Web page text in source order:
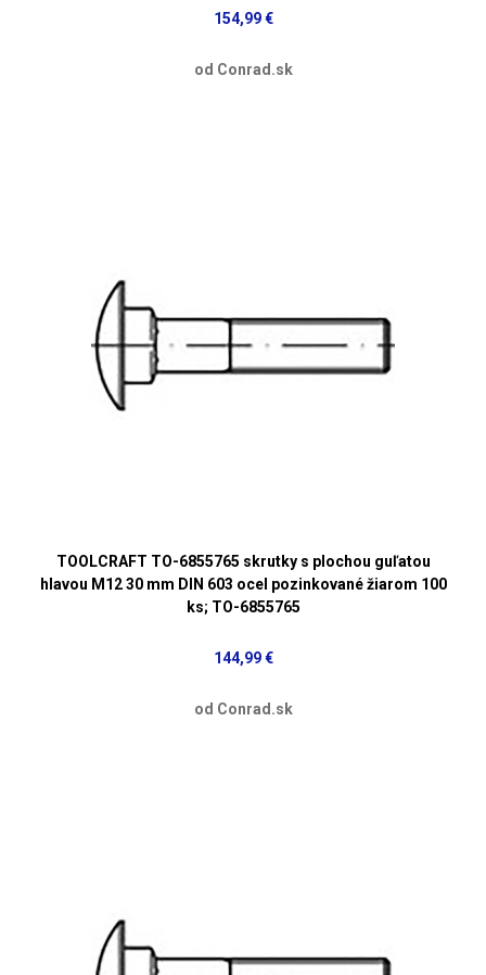
154,99 €
od Conrad.sk
TOOLCRAFT TO-6855765 skrutky s plochou guľatou
hlavou M12 30 mm DIN 603 ocel pozinkované žiarom 100
ks; TO-6855765
144,99 €
od Conrad.sk